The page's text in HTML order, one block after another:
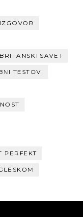
BRITANSKI SAVET
TESTOVI
PERFEKT